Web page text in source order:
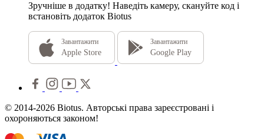
Зручніше в додатку! Наведіть камеру, скануйте код і
встановіть додаток Biotus
Завантажити
Apple Store
Завантажити
Google Play
© 2014-2026 Biotus. Авторські права зареєстровані і
охороняються законом!